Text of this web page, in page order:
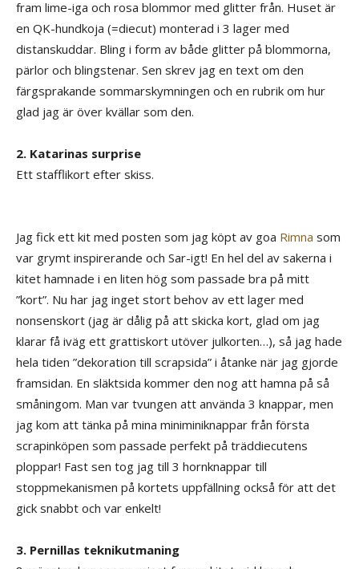
fram lime-iga och rosa blommor med glitter från. Huset är
en QK-hundkoja (=diecut) monterad i 3 lager med
distanskuddar. Bling i form av både glitter på blommorna,
pärlor och blingstenar. Sen skrev jag en text om den
färgsprakande sommarskymningen och en rubrik om hur
glad jag är över kvällar som den.
2. Katarinas surprise
Ett stafflikort efter skiss.
Jag fick ett kit med posten som jag köpt av goa Rimna som
var grymt inspirerande och Sar-igt! En hel del av sakerna i
kitet hamnade i en liten hög som passade bra på mitt
”kort”. Nu har jag inget stort behov av ett lager med
nonsenskort (jag är dålig på att skicka kort, glad om jag
klarar få iväg ett grattiskort utöver julkorten…), så jag hade
hela tiden ”dekoration till scrapsida” i åtanke när jag gjorde
framsidan. En släktsida kommer den nog att hamna på så
småningom. Man var tvungen att använda 3 knappar, men
jag kom att tänka på mina miniminiknappar från första
scrapinköpen som passade perfekt på träddiecutens
ploppar! Fast sen tog jag till 3 hornknappar till
stoppmekanismen på kortets uppfällning också för att det
gick snabbt och var enkelt!
3. Pernillas teknikutmaning